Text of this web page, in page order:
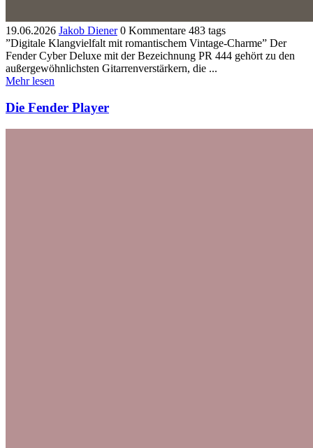
19.06.2026 Jakob Diener 0 Kommentare 483 tags
”Digitale Klangvielfalt mit romantischem Vintage-Charme” Der
Fender Cyber Deluxe mit der Bezeichnung PR 444 gehört zu den
außergewöhnlichsten Gitarrenverstärkern, die ...
Mehr lesen
Die Fender Player